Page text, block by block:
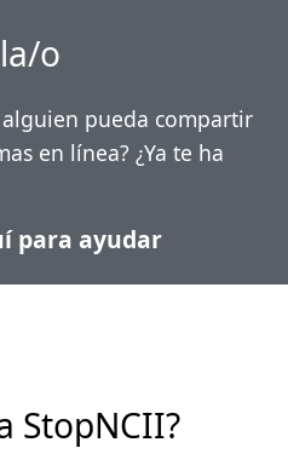
o
pueda compartir
en línea? ¿Ya te ha
para ayudar
StopNCII?